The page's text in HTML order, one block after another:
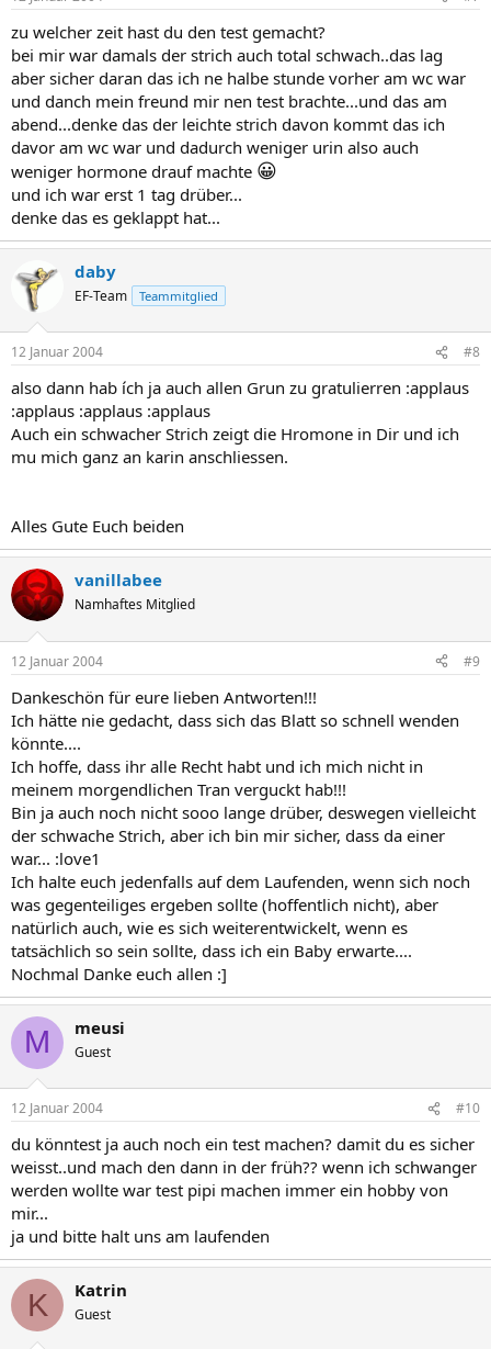
zu welcher zeit hast du den test gemacht?
bei mir war damals der strich auch total schwach..das lag
aber sicher daran das ich ne halbe stunde vorher am wc war
und danch mein freund mir nen test brachte...und das am
abend...denke das der leichte strich davon kommt das ich
davor am wc war und dadurch weniger urin also auch
weniger hormone drauf machte 😀
und ich war erst 1 tag drüber...
denke das es geklappt hat...
daby
EF-Team Teammitglied
12 Januar 2004 #8
also dann hab ích ja auch allen Grun zu gratulierren :applaus
:applaus :applaus :applaus
Auch ein schwacher Strich zeigt die Hromone in Dir und ich
mu mich ganz an karin anschliessen.
Alles Gute Euch beiden
vanillabee
Namhaftes Mitglied
12 Januar 2004 #9
Dankeschön für eure lieben Antworten!!!
Ich hätte nie gedacht, dass sich das Blatt so schnell wenden
könnte....
Ich hoffe, dass ihr alle Recht habt und ich mich nicht in
meinem morgendlichen Tran verguckt hab!!!
Bin ja auch noch nicht sooo lange drüber, deswegen vielleicht
der schwache Strich, aber ich bin mir sicher, dass da einer
war... :love1
Ich halte euch jedenfalls auf dem Laufenden, wenn sich noch
was gegenteiliges ergeben sollte (hoffentlich nicht), aber
natürlich auch, wie es sich weiterentwickelt, wenn es
tatsächlich so sein sollte, dass ich ein Baby erwarte....
Nochmal Danke euch allen :]
M meusi
Guest
12 Januar 2004 #10
du könntest ja auch noch ein test machen? damit du es sicher
weisst..und mach den dann in der früh?? wenn ich schwanger
werden wollte war test pipi machen immer ein hobby von
mir...
ja und bitte halt uns am laufenden
K Katrin
Guest